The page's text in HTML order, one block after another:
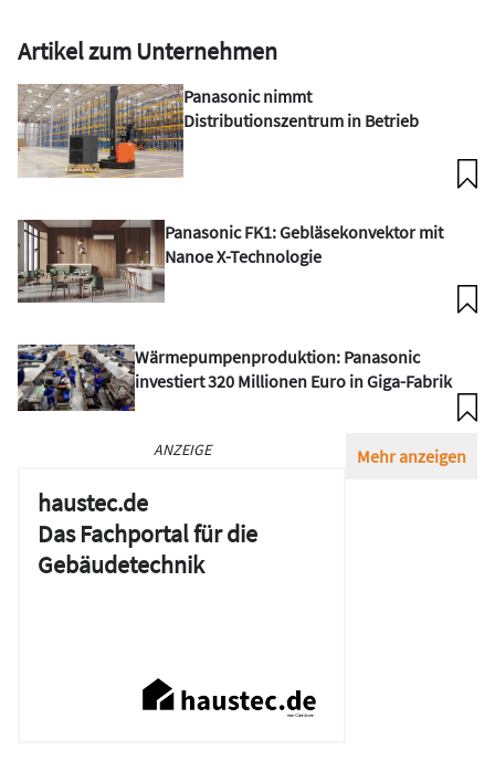
Artikel zum Unternehmen
Panasonic nimmt
Distributionszentrum in Betrieb
Panasonic FK1: Gebläsekonvektor mit
Nanoe X-Technologie
Wärmepumpenproduktion: Panasonic
investiert 320 Millionen Euro in Giga-Fabrik
Mehr anzeigen
ANZEIGE
haustec.de
Das Fachportal für die
Gebäudetechnik